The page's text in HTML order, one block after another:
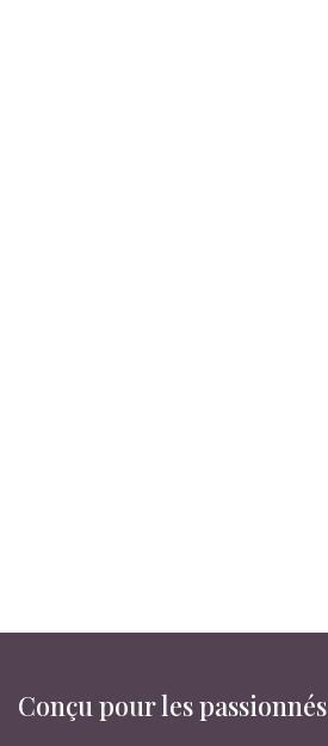
Conçu pour les passionnés